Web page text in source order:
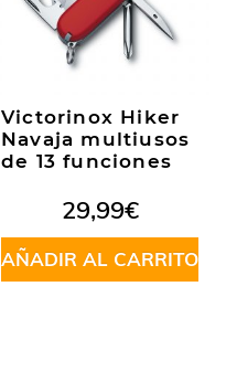
Victorinox Hiker
Navaja multiusos
de 13 funciones
29,99€
AÑADIR AL CARRITO